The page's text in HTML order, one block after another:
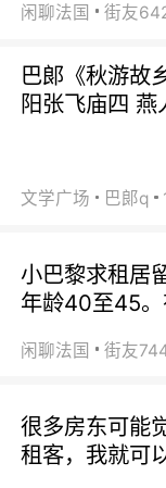
闲聊法国
巴郞《秋游故
阳张飞庙四 燕
文学广场 巴郞q
小巴黎求租居
年龄40至45
闲聊法国
很多房东可能
租客，我就可